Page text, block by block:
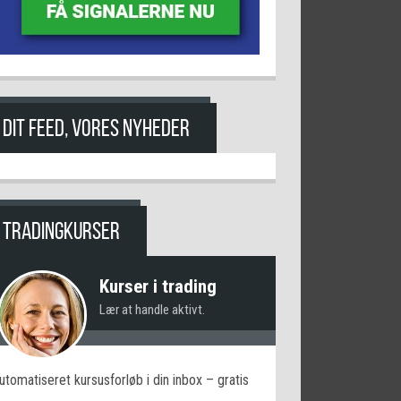
DIT FEED, VORES NYHEDER
TRADINGKURSER
Kurser i trading
Lær at handle aktivt.
kursusforløb i din inbox – gratis